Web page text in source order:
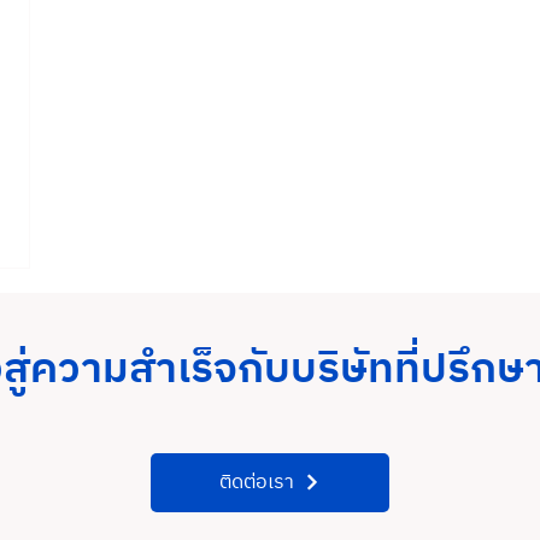
ความสำเร็จกับบริษัทที่ปรึกษ
ติดต่อเรา